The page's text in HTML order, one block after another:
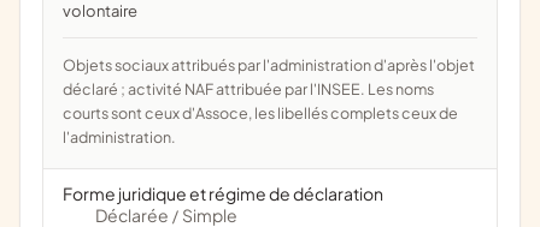
volontaire
Objets sociaux attribués par l'administration d'après l'objet
déclaré ; activité NAF attribuée par l'INSEE. Les noms
courts sont ceux d'Assoce, les libellés complets ceux de
l'administration.
Forme juridique et régime de déclaration
Déclarée / Simple